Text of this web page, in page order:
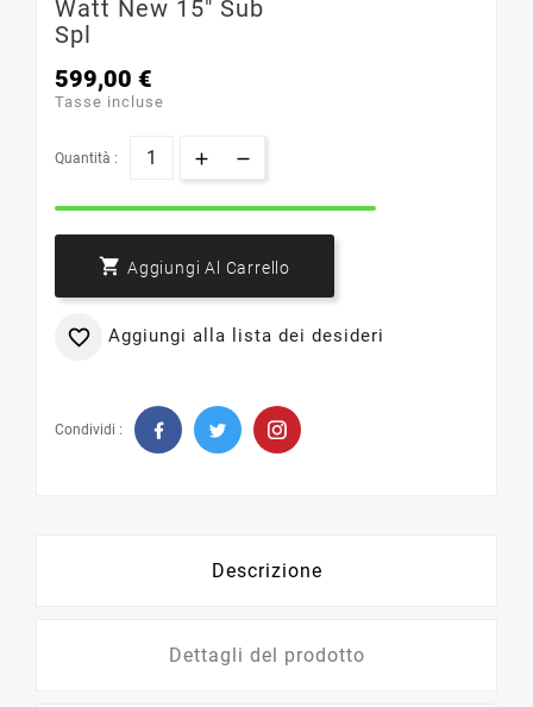
Watt New 15" Sub
Spl
599,00 €
Tasse incluse
Quantità :
 Aggiungi Al Carrello
 Aggiungi alla lista dei desideri
Condividi :
Descrizione
Dettagli del prodotto